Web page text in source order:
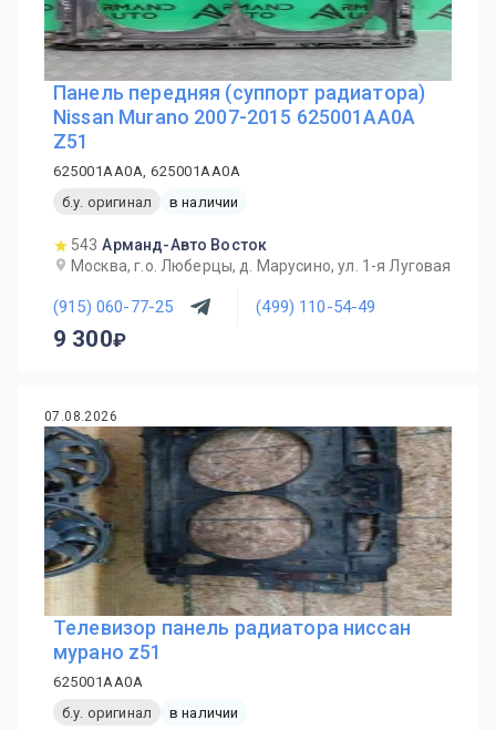
Панель передняя (суппорт радиатора)
Nissan Murano 2007-2015 625001AA0A
Z51
625001AA0A, 625001AA0A
б.у. оригинал
в наличии
543 Арманд-Авто Восток
Москва, г.о. Люберцы, д. Марусино, ул. 1-я Луговая
(915) 060-77-25 (499) 110-54-49
9 300
07.08.2026
Телевизор панель радиатора ниссан
мурано z51
625001AA0A
б.у. оригинал
в наличии